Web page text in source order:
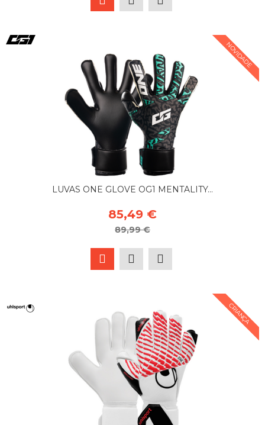
NOVIDADE
LUVAS ONE GLOVE OG1 MENTALITY...
85,49 €
89,99 €
CRIANÇA